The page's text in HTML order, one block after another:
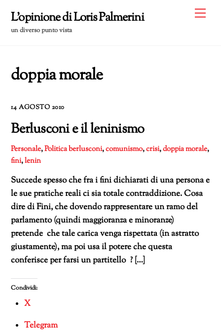
content
L'opinione di Loris Palmerini
un diverso punto vista
doppia morale
14 AGOSTO 2010
Berlusconi e il leninismo
Personale,Politicaberlusconi,comunismo,crisi,doppia morale,
fini,lenin
Succede spesso che fra i fini dichiarati di una persona e
le sue pratiche reali ci sia totale contraddizione. Cosa
dire di Fini, che dovendo rappresentare un ramo del
parlamento (quindi maggioranza e minoranze)
pretende che tale carica venga rispettata (in astratto
giustamente), ma poi usa il potere che questa
conferisce per farsi un partitello ? […]
Condividi:
X
Telegram